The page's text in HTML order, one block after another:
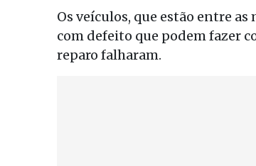
Os veículos, que estão entre
com defeito que podem fazer
reparo falharam.